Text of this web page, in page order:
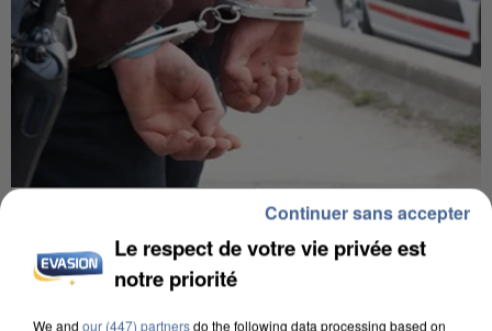
L’UN DES FONDATEURS SUPPOSÉS DE LA DZ
MAFIA INTERPELLÉ EN ALGÉRIE
Le respect de votre vie privée est
notre priorité
We and our (447) partnersdo the following data processing based on
Continuer sans accepter